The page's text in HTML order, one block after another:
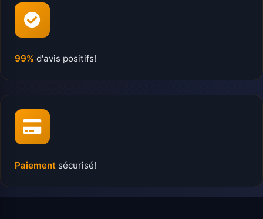
99% d'avis positifs!
Paiement sécurisé!